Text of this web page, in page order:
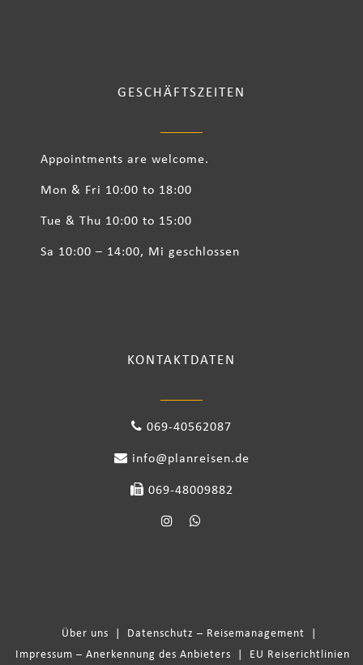
GESCHÄFTSZEITEN
Appointments are welcome.
Mon & Fri 10:00 to 18:00
Tue & Thu 10:00 to 15:00
Sa 10:00 – 14:00, Mi geschlossen
KONTAKTDATEN
069-40562087
info@planreisen.de
069-48009882
Über uns Datenschutz – Reisemanagement
Impressum – Anerkennung des Anbieters
EU Reiserichtlinien